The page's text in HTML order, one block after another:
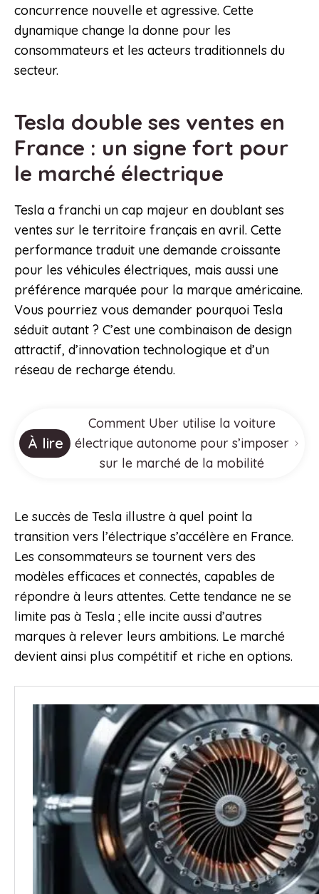
concurrence nouvelle et agressive. Cette
dynamique change la donne pour les
consommateurs et les acteurs traditionnels du
secteur.
Tesla double ses ventes en
France : un signe fort pour
le marché électrique
Tesla a franchi un cap majeur en doublant ses
ventes sur le territoire français en avril. Cette
performance traduit une demande croissante
pour les véhicules électriques, mais aussi une
préférence marquée pour la marque américaine.
Vous pourriez vous demander pourquoi Tesla
séduit autant ? C’est une combinaison de design
attractif, d’innovation technologique et d’un
réseau de recharge étendu.
À lire
Comment Uber utilise la voiture
électrique autonome pour s’imposer
sur le marché de la mobilité
Le succès de Tesla illustre à quel point la
transition vers l’électrique s’accélère en France.
Les consommateurs se tournent vers des
modèles efficaces et connectés, capables de
répondre à leurs attentes. Cette tendance ne se
limite pas à Tesla ; elle incite aussi d’autres
marques à relever leurs ambitions. Le marché
devient ainsi plus compétitif et riche en options.